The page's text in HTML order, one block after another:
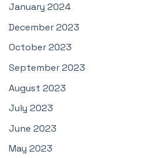
January 2024
December 2023
October 2023
September 2023
August 2023
July 2023
June 2023
May 2023